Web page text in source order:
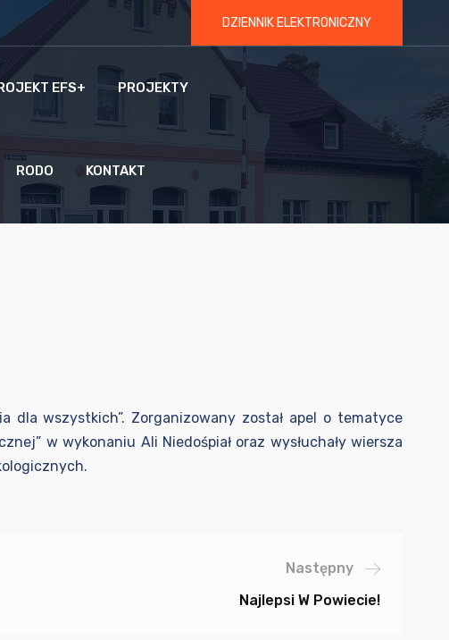
DZIENNIK ELEKTRONICZNY
EFS+ PROJEKTY
RODO KONTAKT
dla wszystkich”. Zorganizowany został apel o tematyce
w wykonaniu Ali Niedośpiał oraz wysłuchały wiersza
Następny
Najlepsi W Powiecie!